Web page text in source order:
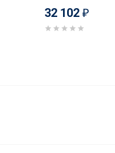
32 102 ₽